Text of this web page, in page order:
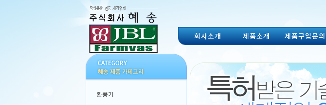
회사소개 제품소개 제품구입문의
환풍기